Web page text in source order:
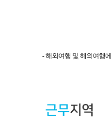
- 해외여행 및 해외여행